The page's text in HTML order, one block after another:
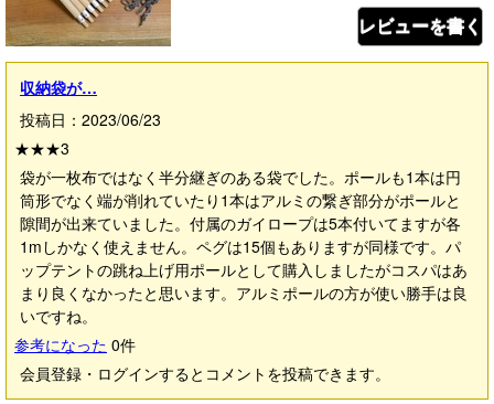
レビューを書く
収納袋が…
投稿日：2023/06/23
★★★3
袋が一枚布ではなく半分継ぎのある袋でした。ポールも1本は円
筒形でなく端が削れていたり1本はアルミの繋ぎ部分がポールと
隙間が出来ていました。付属のガイロープは5本付いてますが各
1mしかなく使えません。ペグは15個もありますが同様です。パ
ップテントの跳ね上げ用ポールとして購入しましたがコスパはあ
まり良くなかったと思います。アルミポールの方が使い勝手は良
いですね。
参考になった 0件
会員登録・ログインするとコメントを投稿できます。